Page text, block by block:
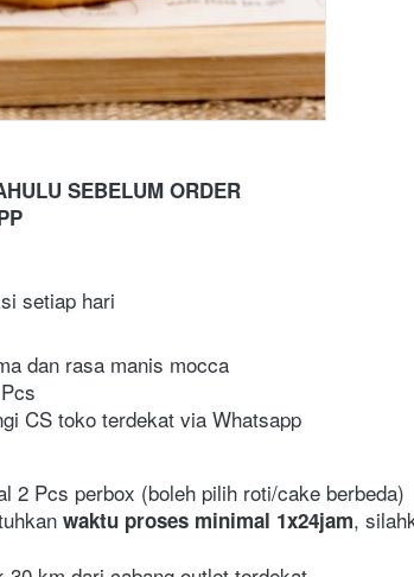
SEBELUM ORDER
setiap hari
dan rasa manis mocca
CS toko terdekat via Whatsapp
2 Pcs perbox (boleh pilih roti/cake berbeda)
waktu proses minimal 1x24jam,